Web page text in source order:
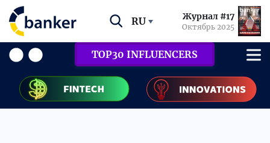
RU Журнал #17
Октябрь 2025
TOP30 INFLUENCERS